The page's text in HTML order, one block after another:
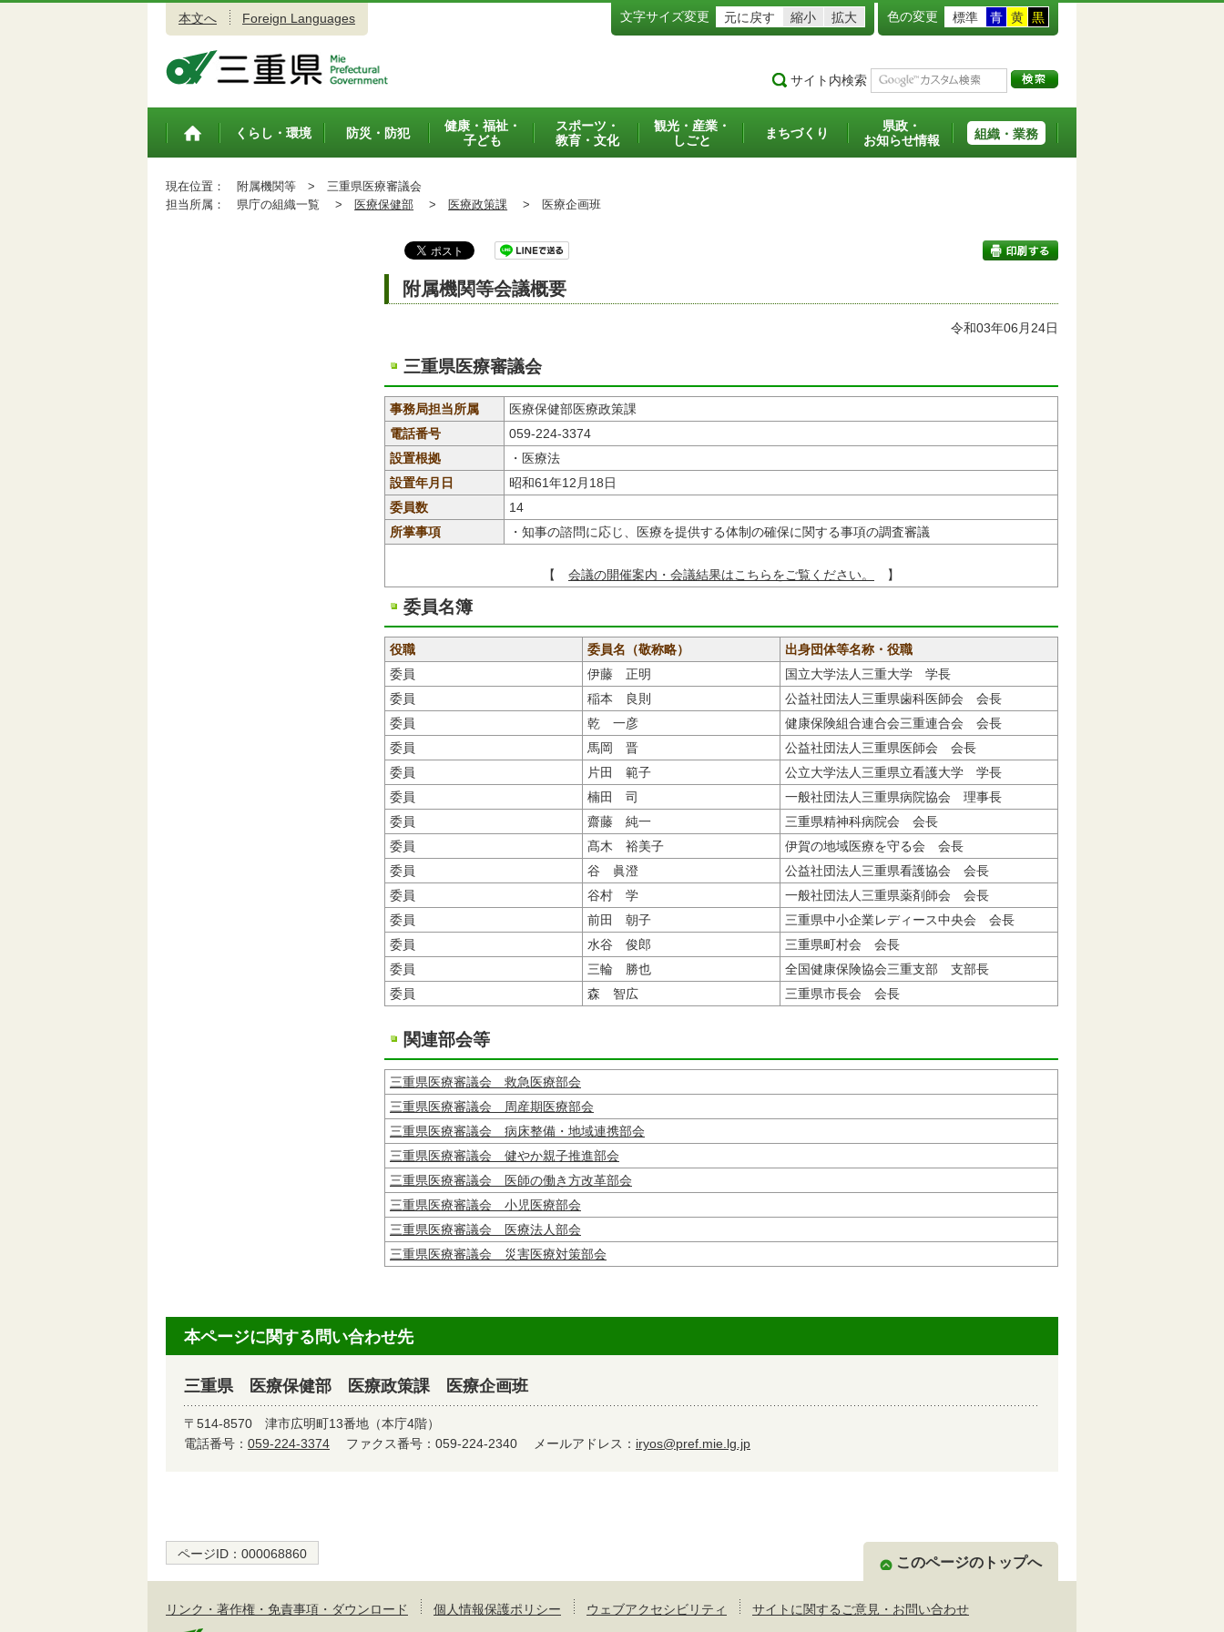
本文へ Foreign Languages 文字サイズ変更 元に戻す 縮小 拡大 色の変更 標準 青 黄 黒
サイト内検索
トップペ
くらし・環境 防災・防犯
健康・福祉・
子ども
スポーツ・
教育・文化
観光・産業・
しごと
まちづくり
県政・
お知らせ情報
組織・業務
現在位置： 附属機関等 > 三重県医療審議会
担当所属：
県庁の組織一覧 > 医療保健部 > 医療政策課 > 医療企画班
印刷する
附属機関等会議概要
令和03年06月24日
三重県医療審議会
事務局担当所属
医療保健部医療政策課
電話番号
059-224-3374
設置根拠
・医療法
設置年月日
昭和61年12月18日
委員数
14
所掌事項
・知事の諮問に応じ、医療を提供する体制の確保に関する事項の調査審議
【 会議の開催案内・会議結果はこちらをご覧ください。 】
委員名簿
役職 委員名（敬称略）
出身団体等名称・役職
委員
伊藤 正明
国立大学法人三重大学 学長
委員
稲本 良則
公益社団法人三重県歯科医師会 会長
委員
乾 一彦
健康保険組合連合会三重連合会 会長
委員
馬岡 晋
公益社団法人三重県医師会 会長
委員
片田 範子
公立大学法人三重県立看護大学 学長
委員
楠田 司
一般社団法人三重県病院協会 理事長
委員
齋藤 純一
三重県精神科病院会 会長
委員
髙木 裕美子
伊賀の地域医療を守る会 会長
委員
谷 眞澄
公益社団法人三重県看護協会 会長
委員
谷村 学
一般社団法人三重県薬剤師会 会長
委員
前田 朝子
三重県中小企業レディース中央会 会長
委員
水谷 俊郎
三重県町村会 会長
委員
三輪 勝也
全国健康保険協会三重支部 支部長
委員
森 智広 三重県市長会 会長
関連部会等
三重県医療審議会 救急医療部会
三重県医療審議会 周産期医療部会
三重県医療審議会 病床整備・地域連携部会
三重県医療審議会 健やか親子推進部会
三重県医療審議会 医師の働き方改革部会
三重県医療審議会 小児医療部会
三重県医療審議会 医療法人部会
三重県医療審議会 災害医療対策部会
本ページに関する問い合わせ先
三重県 医療保健部 医療政策課 医療企画班
〒514-8570 津市広明町13番地（本庁4階）
電話番号： 059-224-3374 ファクス番号：059-224-2340 メールアドレス： iryos@pref.mie.lg.jp
ページID： 000068860
このページのトップへ
リンク・著作権・免責事項・ダウンロード 個人情報保護ポリシー ウェブアクセシビリティ サイトに関するご意見・お問い合わせ